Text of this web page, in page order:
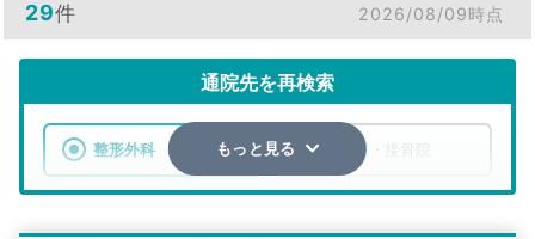
29件 2026/08/09時点
通院先を再検索
整形外科 整骨院・接骨院
もっと見る